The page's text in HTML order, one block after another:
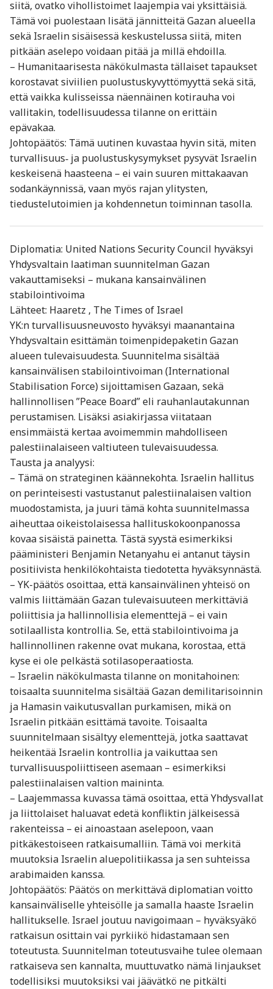
siitä, ovatko vihollistoimet laajempia vai yksittäisiä.
Tämä voi puolestaan lisätä jännitteitä Gazan alueella
sekä Israelin sisäisessä keskustelussa siitä, miten
pitkään aselepo voidaan pitää ja millä ehdoilla.
– Humanitaarisesta näkökulmasta tällaiset tapaukset
korostavat siviilien puolustuskyvyttömyyttä sekä sitä,
että vaikka kulisseissa näennäinen kotirauha voi
vallitakin, todellisuudessa tilanne on erittäin
epävakaa.
Johtopäätös: Tämä uutinen kuvastaa hyvin sitä, miten
turvallisuus‐ ja puolustuskysymykset pysyvät Israelin
keskeisenä haasteena – ei vain suuren mittakaavan
sodankäynnissä, vaan myös rajan ylitysten,
tiedustelutoimien ja kohdennetun toiminnan tasolla.
Diplomatia: United Nations Security Council hyväksyi
Yhdysvaltain laatiman suunnitelman Gazan
vakauttamiseksi – mukana kansainvälinen
stabilointivoima
Lähteet: Haaretz , The Times of Israel
YK:n turvallisuusneuvosto hyväksyi maanantaina
Yhdysvaltain esittämän toimenpidepaketin Gazan
alueen tulevaisuudesta. Suunnitelma sisältää
kansainvälisen stabilointivoiman (International
Stabilisation Force) sijoittamisen Gazaan, sekä
hallinnollisen ”Peace Board” eli rauhanlautakunnan
perustamisen. Lisäksi asiakirjassa viitataan
ensimmäistä kertaa avoimemmin mahdolliseen
palestiinalaiseen valtiuteen tulevaisuudessa.
Tausta ja analyysi:
– Tämä on strateginen käännekohta. Israelin hallitus
on perinteisesti vastustanut palestiinalaisen valtion
muodostamista, ja juuri tämä kohta suunnitelmassa
aiheuttaa oikeistolaisessa hallituskokoonpanossa
kovaa sisäistä painetta. Tästä syystä esimerkiksi
pääministeri Benjamin Netanyahu ei antanut täysin
positiivista henkilökohtaista tiedotetta hyväksynnästä.
– YK-päätös osoittaa, että kansainvälinen yhteisö on
valmis liittämään Gazan tulevaisuuteen merkittäviä
poliittisia ja hallinnollisia elementtejä – ei vain
sotilaallista kontrollia. Se, että stabilointivoima ja
hallinnollinen rakenne ovat mukana, korostaa, että
kyse ei ole pelkästä sotilasoperaatiosta.
– Israelin näkökulmasta tilanne on monitahoinen:
toisaalta suunnitelma sisältää Gazan demilitarisoinnin
ja Hamasin vaikutusvallan purkamisen, mikä on
Israelin pitkään esittämä tavoite. Toisaalta
suunnitelmaan sisältyy elementtejä, jotka saattavat
heikentää Israelin kontrollia ja vaikuttaa sen
turvallisuuspoliittiseen asemaan – esimerkiksi
palestiinalaisen valtion maininta.
– Laajemmassa kuvassa tämä osoittaa, että Yhdysvallat
ja liittolaiset haluavat edetä konfliktin jälkeisessä
rakenteissa – ei ainoastaan aselepoon, vaan
pitkäkestoiseen ratkaisumalliin. Tämä voi merkitä
muutoksia Israelin aluepolitiikassa ja sen suhteissa
arabimaiden kanssa.
Johtopäätös: Päätös on merkittävä diplomatian voitto
kansainväliselle yhteisölle ja samalla haaste Israelin
hallitukselle. Israel joutuu navigoimaan – hyväksyäkö
ratkaisun osittain vai pyrkiikö hidastamaan sen
toteutusta. Suunnitelman toteutusvaihe tulee olemaan
ratkaiseva sen kannalta, muuttuvatko nämä linjaukset
todellisiksi muutoksiksi vai jäävätkö ne pitkälti